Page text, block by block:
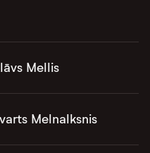
Mellis
Melnalksnis